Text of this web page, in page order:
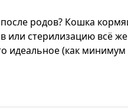
родов? Кошка
или стерилизацию всё
идеальное (как минимум